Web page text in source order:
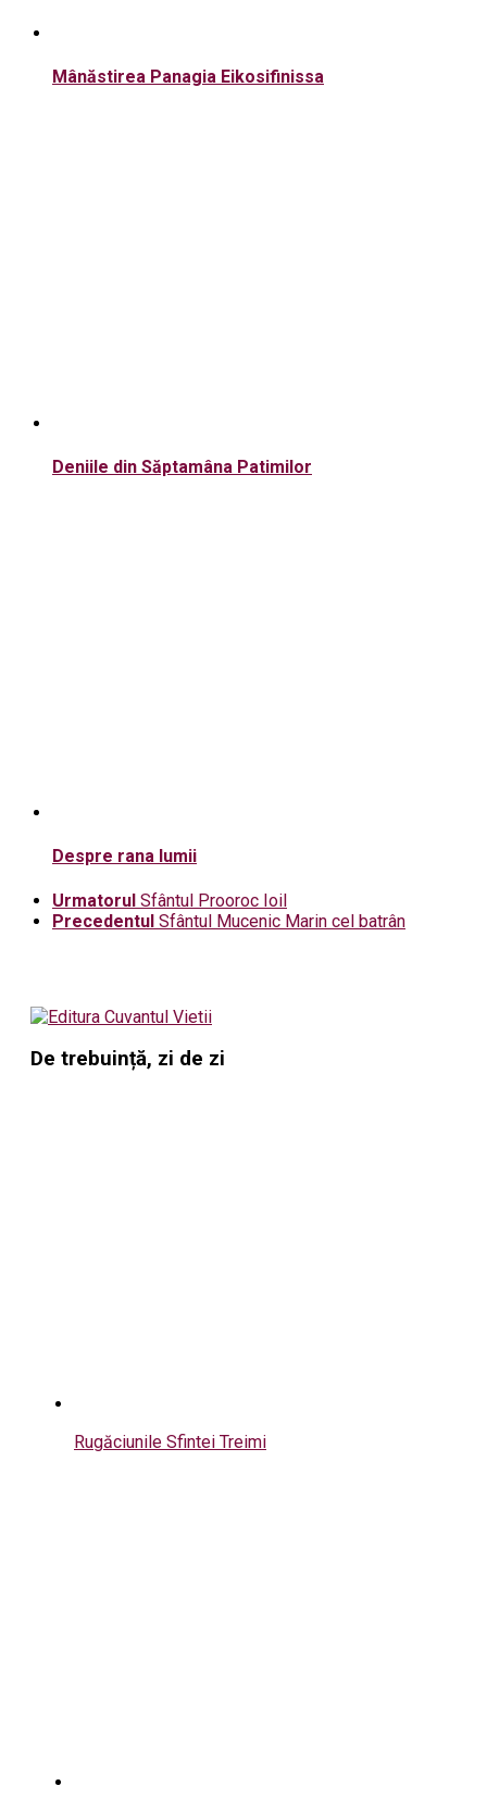
Mânăstirea Panagia Eikosifinissa
Deniile din Săptamâna Patimilor
Despre rana lumii
Urmatorul Sfântul Prooroc Ioil
Precedentul Sfântul Mucenic Marin cel batrân
De trebuință, zi de zi
Rugăciunile Sfintei Treimi